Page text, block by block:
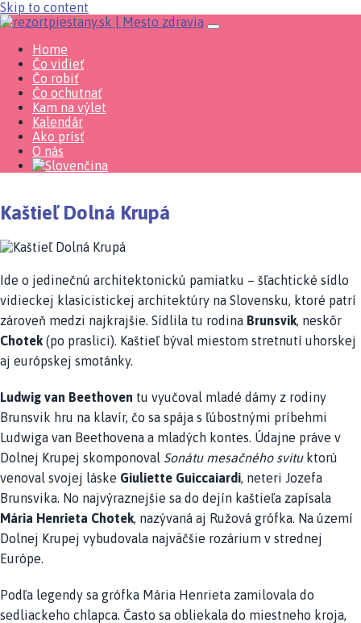
Skip to content
Home
Čo vidieť
Čo robiť
Čo ochutnať
Kam na výlet
Kalendár
Ako prísť
O nás
Kaštieľ Dolná Krupá
Ide o jedinečnú architektonickú pamiatku – šľachtické sídlo
vidieckej klasicistickej architektúry na Slovensku, ktoré patrí
zároveň medzi najkrajšie. Sídlila tu rodina Brunsvik, neskôr
Chotek (po praslici). Kaštieľ býval miestom stretnutí uhorskej
aj európskej smotánky.
Ludwig van Beethoven tu vyučoval mladé dámy z rodiny
Brunsvik hru na klavír, čo sa spája s ľúbostnými príbehmi
Ludwiga van Beethovena a mladých kontes. Údajne práve v
Dolnej Krupej skomponoval Sonátu mesačného svituktorú
venoval svojej láske Giuliette Guiccaiardi, neteri Jozefa
Brunsvika. No najvýraznejšie sa do dejín kaštieľa zapísala
Mária Henrieta Chotek, nazývaná aj Ružová grófka. Na území
Dolnej Krupej vybudovala najväčšie rozárium v strednej
Európe.
Podľa legendy sa grófka Mária Henrieta zamilovala do
sedliackeho chlapca. Často sa obliekala do miestneho kroja,